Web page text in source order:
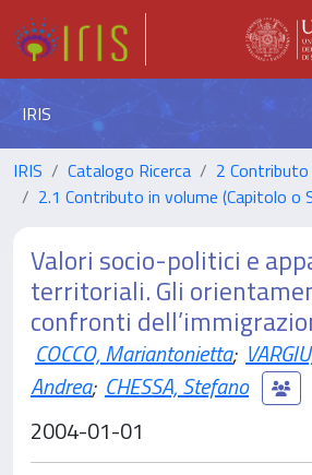
IRIS
IRIS Catalogo Ricerca
2 Contributo
2.1 Contributo in volume (Capitolo o
Valori socio-politici e
territoriali. Gli
confronti
COCCO, Mariantonietta;
Andrea; CHESSA, Stefano
2004-01-01